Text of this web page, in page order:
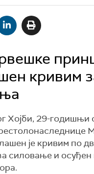
кривим
Хојби, 29-годишњи
је кривим по
силовање и осуђен